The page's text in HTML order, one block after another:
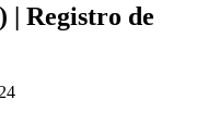
| Registro de